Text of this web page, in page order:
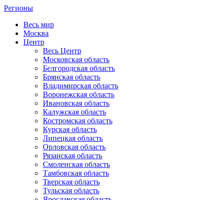
Регионы
Весь мир
Москва
Центр
Весь Центр
Московская область
Белгородская область
Брянская область
Владимирская область
Воронежская область
Ивановская область
Калужская область
Костромская область
Курская область
Липецкая область
Орловская область
Рязанская область
Смоленская область
Тамбовская область
Тверская область
Тульская область